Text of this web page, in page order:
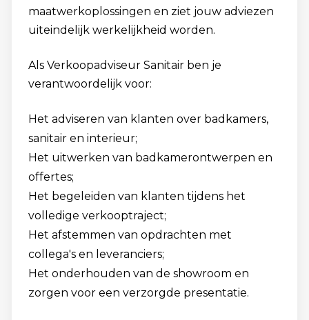
maatwerkoplossingen en ziet jouw adviezen
uiteindelijk werkelijkheid worden.
Als Verkoopadviseur Sanitair ben je
verantwoordelijk voor:
Het adviseren van klanten over badkamers,
sanitair en interieur;
Het uitwerken van badkamerontwerpen en
offertes;
Het begeleiden van klanten tijdens het
volledige verkooptraject;
Het afstemmen van opdrachten met
collega's en leveranciers;
Het onderhouden van de showroom en
zorgen voor een verzorgde presentatie.